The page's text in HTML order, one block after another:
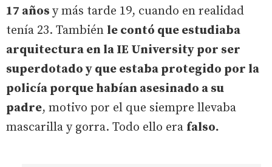
17 años y más tarde 19, cuando en realidad
tenía 23. También le contó que estudiaba
arquitectura en la IE University por ser
superdotado y que estaba protegido por la
policía porque habían asesinado a su
padre, motivo por el que siempre llevaba
mascarilla y gorra. Todo ello era falso.